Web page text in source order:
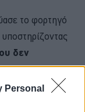
Personal
το φορτηγό
δεν
οδήγησης.
δρόμο.